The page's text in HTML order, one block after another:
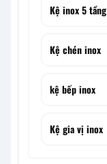
Kệ inox 5 tầng
Kệ chén inox
kệ bếp inox
Kệ gia vị inox